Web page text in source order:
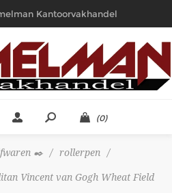
Kantoorvakhandel
(0)
✒️ / rollerpen /
Vincent van Gogh Wheat Field